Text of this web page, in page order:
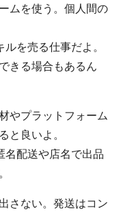
ムを使う。個人間の
を売る仕事だよ。
きる場合もあるん
やプラットフォーム
と良いよ。
名配送や店名で出品
さない。発送はコン